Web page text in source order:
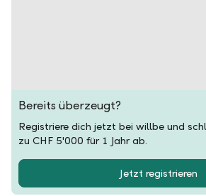
Bereits überzeugt?
Registriere dich jetzt bei willbe und
zu CHF 5'000 für 1 Jahr ab.
Jetzt registrieren